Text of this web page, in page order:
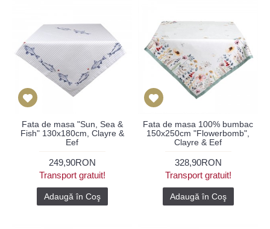
Fata de masa "Sun, Sea &
Fish" 130x180cm, Clayre &
Eef
249,90RON
Transport gratuit!
Adaugă în Coş
Fata de masa 100% bumbac
150x250cm "Flowerbomb",
Clayre & Eef
328,90RON
Transport gratuit!
Adaugă în Coş